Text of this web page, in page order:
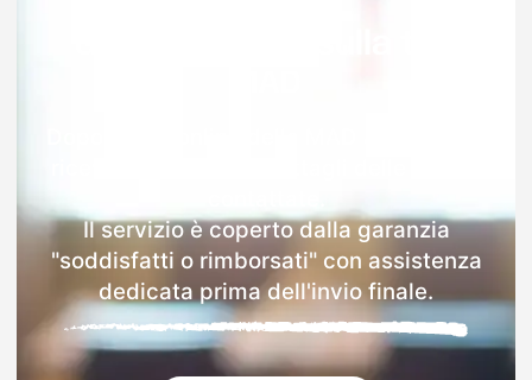
Il servizio è coperto dalla garanzia
"soddisfatti o rimborsati" con assistenza
dedicata prima dell'invio finale.